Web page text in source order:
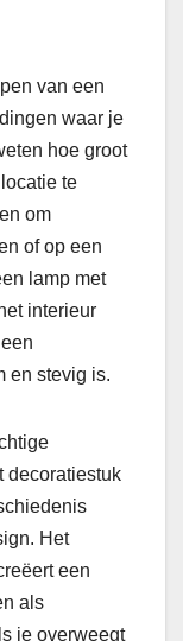
van een
waar je
hoe groot
te
om
of op een
lamp met
interieur
en stevig is.
decoratiestuk
Het
een
als
je overweegt